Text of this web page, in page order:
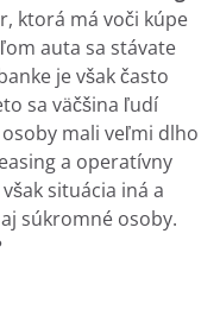
ktorá má voči kúpe
auta sa stávate
je však často
sa väčšina ľudí
mali veľmi dlho
a operatívny
situácia iná a
súkromné osoby.